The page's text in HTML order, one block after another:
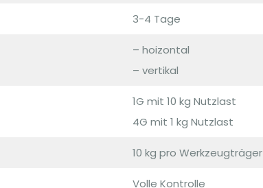
3-4 Tage
– hoizontal
– vertikal
1G mit 10 kg Nutzlast
4G mit 1 kg Nutzlast
10 kg pro Werkzeugträger
Volle Kontrolle